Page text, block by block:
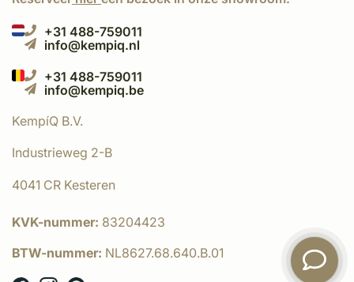
+31 488-759011
info@kempiq.nl
+31 488-759011
info@kempiq.be
KempíQ B.V.
Industrieweg 2-B
4041 CR Kesteren
KVK-nummer: 83204423
BTW-nummer: NL8627.68.640.B.01